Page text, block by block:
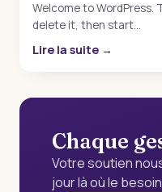
Welcome to WordPress.
delete it, then start…
Lire la suite →
Chaque
Votre soutien
jour là où le